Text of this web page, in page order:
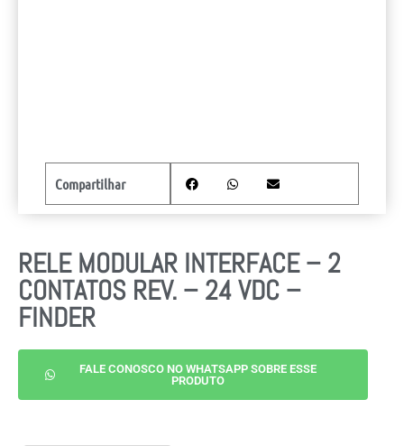
RELE MODULAR INTERFACE – 2
CONTATOS REV. – 24 VDC –
FINDER
FALE CONOSCO NO WHATSAPP SOBRE ESSE
PRODUTO
Compartilhar